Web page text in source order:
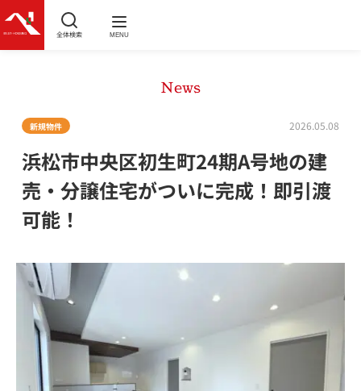
全体検索 MENU
News
新規物件 2026.05.08
浜松市中央区初生町24期A号地の建
売・分譲住宅がついに完成！即引渡
可能！